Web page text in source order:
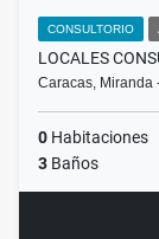
CONSULTORIO
LOCALES
Caracas, Miranda
0 Habitaciones
3 Baños